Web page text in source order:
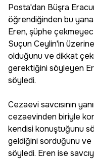
Posta'dan Büşra
öğrendiğinden bu yana
Eren, şüphe
Suçun Ceylin'in üzerine
olduğunu ve dikkat
gerektiğini söyleyen
söyledi.
Cezaevi savcısının
cezaevinden biriyle
kendisi konuştuğunu
geldiğini sorduğunu
söyledi. Eren ise